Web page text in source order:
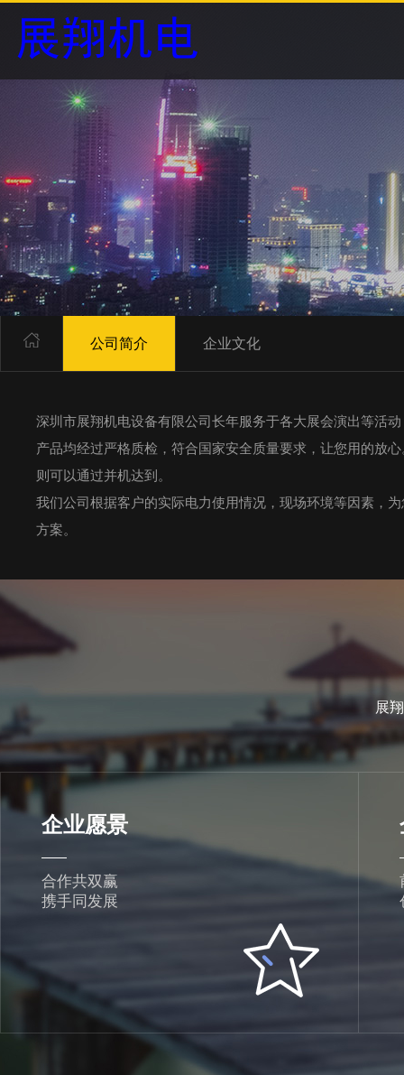
公司简介 企业文化
深圳市展翔机电设备有限公司长年服务于各大展会演出等活
产品均经过严格质检，符合国家安全质量要求，让您用的放
则可以通过并机达到。
我们公司根据客户的实际电力使用情况，现场环境等因素，
方案。
展
企业愿景
合作共双赢
携手同发展